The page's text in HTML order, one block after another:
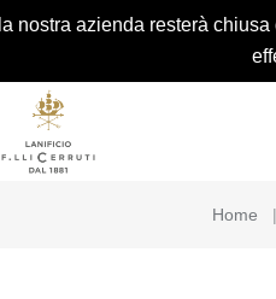
nostra azienda resterà
Home |